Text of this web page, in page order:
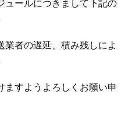
ュールにつきまして下記の
業者の遅延、積み残しによ
ますようよろしくお願い申